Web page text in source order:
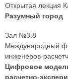
Открытая лекция
Разумный город
Зал №3.8
Международный
инженеров-
Цифровое
расчетно-